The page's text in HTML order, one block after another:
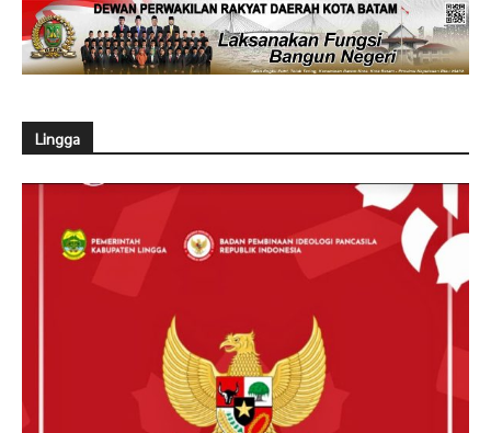
Lingga